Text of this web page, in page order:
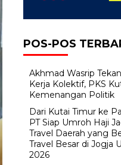
POS-POS
Akhmad Wasrip
Kerja Kolektif, PKS
Kemenangan Politik
Dari Kutai Timur ke
PT Siap Umroh Haji
Travel Daerah yang
Travel Besar di Jogja
2026